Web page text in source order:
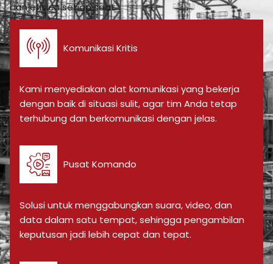
dan efisien setiap saat.
Komunikasi Kritis
Kami menyediakan alat komunikasi yang bekerja
dengan baik di situasi sulit, agar tim Anda tetap
terhubung dan berkomunikasi dengan jelas.
Pusat Komando
Solusi untuk menggabungkan suara, video, dan
data dalam satu tempat, sehingga pengambilan
keputusan jadi lebih cepat dan tepat.